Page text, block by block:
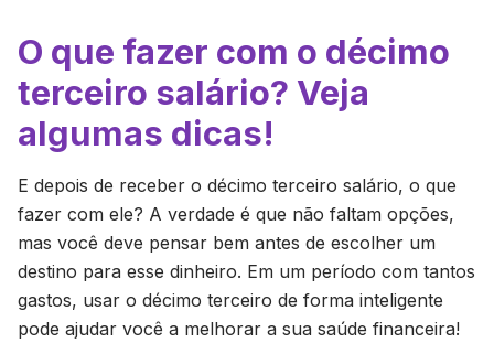
O que fazer com o décimo
terceiro salário? Veja
algumas dicas!
E depois de receber o décimo terceiro salário, o que
fazer com ele? A verdade é que não faltam opções,
mas você deve pensar bem antes de escolher um
destino para esse dinheiro. Em um período com tantos
gastos, usar o décimo terceiro de forma inteligente
pode ajudar você a melhorar a sua saúde financeira!